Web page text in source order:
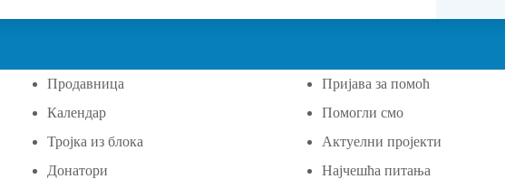
Продавница
Календар
Тројка из блока
Донатори
Пријава за помоћ
Помогли смо
Актуелни пројекти
Најчешћа питања